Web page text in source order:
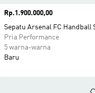
Harga
Rp.1.900.000,00
Sepatu Arsenal FC Handball
Pria Performance
5 warna-warna
Baru